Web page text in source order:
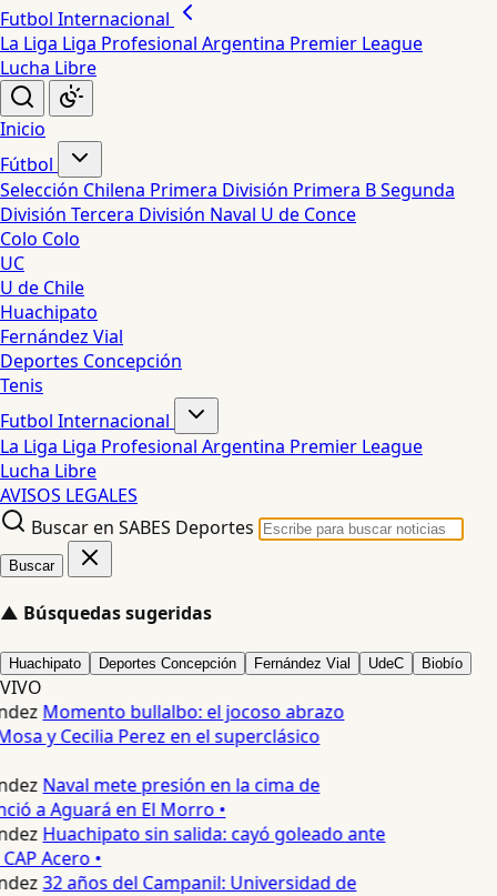
Futbol Internacional
La Liga Liga Profesional Argentina Premier League
Lucha Libre
Inicio
Fútbol
Selección Chilena Primera División Primera BSegunda
División Tercera División Naval U de Conce
Colo Colo
UC
U de Chile
Huachipato
Fernández Vial
Deportes Concepción
Tenis
Futbol Internacional
La Liga Liga Profesional Argentina Premier League
Lucha Libre
AVISOS LEGALES
Buscar en SABES Deportes
Buscar
▲ Búsquedas sugeridas
Huachipato Deportes Concepción Fernández Vial UdeC Biobío
VIVO
Momento bullalbo: el jocoso abrazo
y Cecilia Perez en el superclásico
Naval mete presión en la cima de
a Aguará en El Morro •
Huachipato sin salida: cayó goleado ante
Acero •
32 años del Campanil: Universidad de